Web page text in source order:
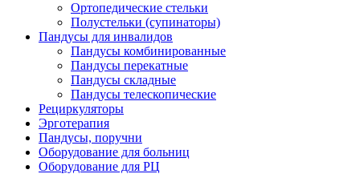
Ортопедические стельки
Полустельки (супинаторы)
Пандусы для инвалидов
Пандусы комбинированные
Пандусы перекатные
Пандусы складные
Пандусы телескопические
Рециркуляторы
Эрготерапия
Пандусы, поручни
Оборудование для больниц
Оборудование для РЦ